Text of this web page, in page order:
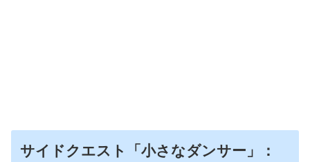
サイドクエスト「小さなダンサー」：